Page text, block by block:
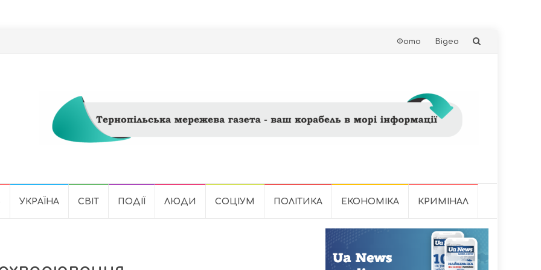
Skip
Фото Відео
УКРАЇНА СВІТ ПОДІЇ ЛЮДИ СОЦІУМ ПОЛІТИКА ЕКОНОМІКА КРИМІНАЛ